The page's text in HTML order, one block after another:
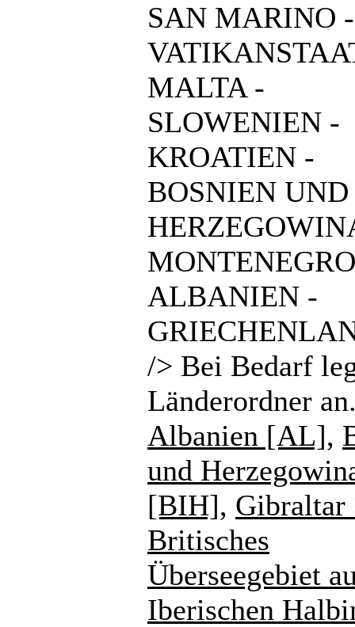
SAN MARINO -
MALTA -
SLOWENIEN -
KROATIEN -
BOSNIEN UND
ALBANIEN -
/> Bei Bedarf
Länderordner
Albanien [AL],
und
[BIH], Gibraltar
Britisches
Überseegebiet
Iberischen